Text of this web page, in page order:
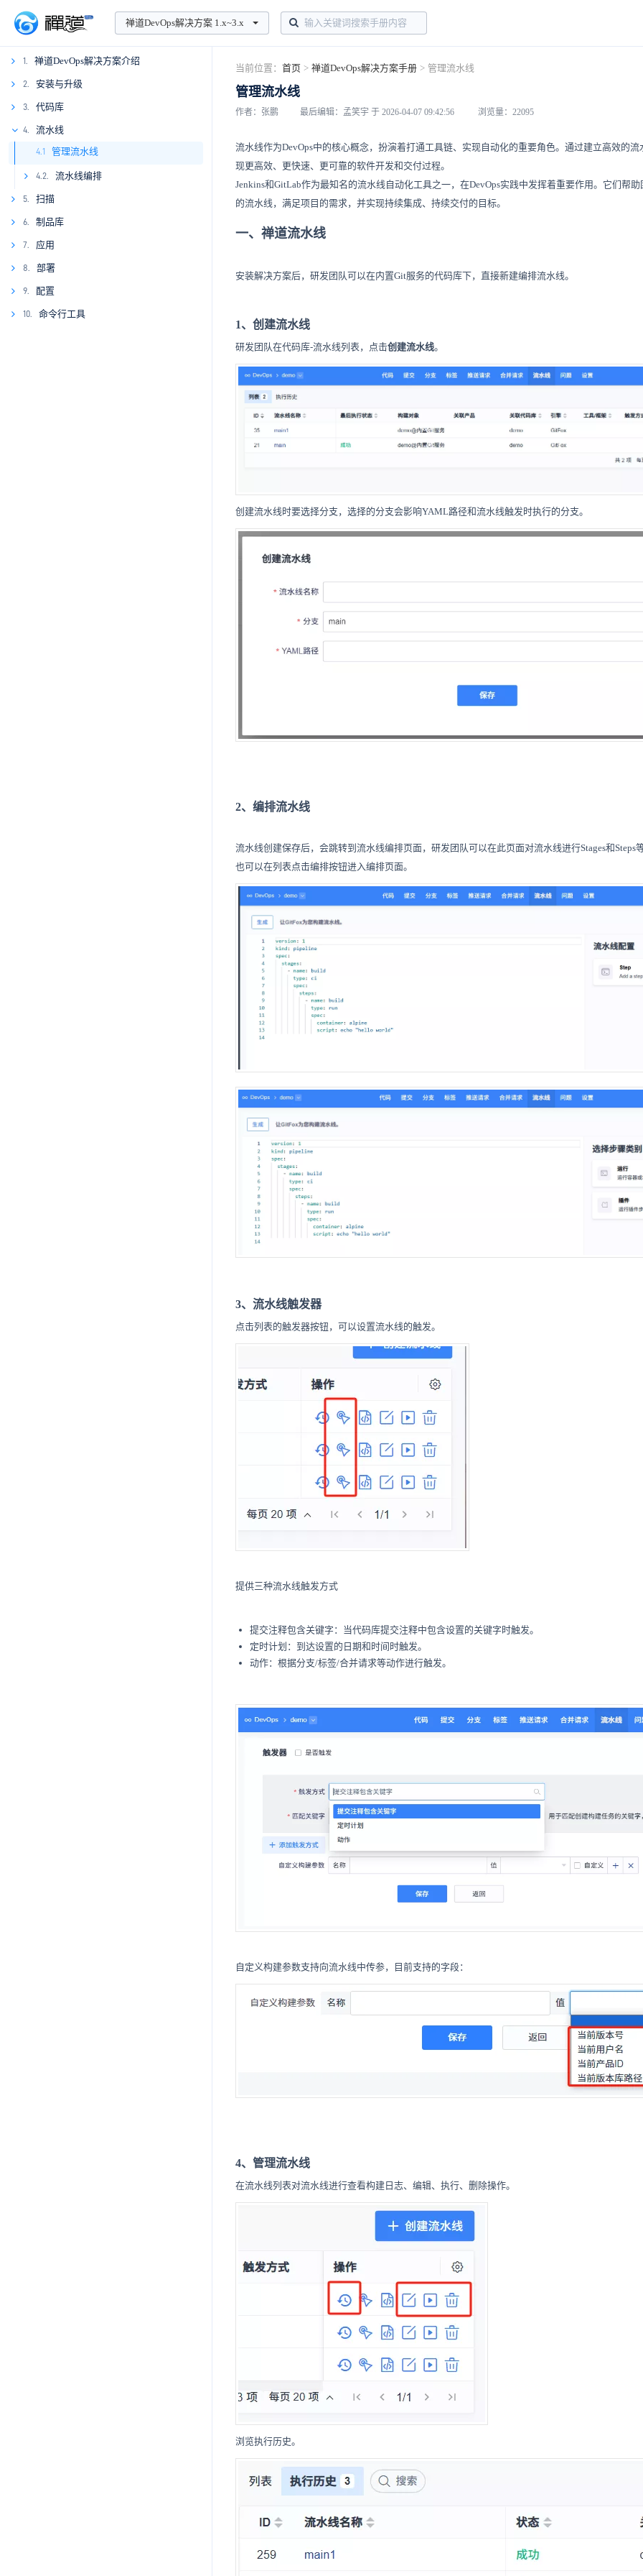
禅道DevOps解决方案 1.x~3.x
1. 禅道DevOps解决方案介绍
1.1
2. 安装与升级
2.1
3. 代码库
3.1
3.2
3.3
3.4
3.5
3.6
3.7
3.8
3.9
4. 流水线
4.1 管理流水线
4.2. 流水线编排
4.2.1
4.2.2
4.2.3
4.2.4
4.2.5
4.2.6
5. 扫描
5.1
5.2
5.3
5.4
5.5
6. 制品库
6.1
7. 应用
7.1
8. 部署
8.1
8.2
9. 配置
9.1.
10. 命令行工具
当前位置： 首页 > 禅道DevOps解决方案手册 > 管理流水线
管理流水线
作者：张鹏 最后编辑：孟笑宇 于 2026-04-07 09:42:56 浏览量：22095
流水线作为DevOps中的核心概念，扮演着打通工具链、实现自动化的重要角色。通过建立高效的
现更高效、更快速、更可靠的软件开发和交付过程。
Jenkins和GitLab作为最知名的流水线自动化工具之一，在DevOps实践中发挥着重要作用。它们帮
的流水线，满足项目的需求，并实现持续集成、持续交付的目标。
一、禅道流水线
安装解决方案后，研发团队可以在内置Git服务的代码库下，直接新建编排流水线。
1、创建流水线
研发团队在代码库-流水线列表，点击创建流水线。
创建流水线时要选择分支，选择的分支会影响YAML路径和流水线触发时执行的分支。
2、编排流水线
流水线创建保存后，会跳转到流水线编排页面，研发团队可以在此页面对流水线进行Stages和Steps
也可以在列表点击编排按钮进入编排页面。
3、流水线触发器
点击列表的触发器按钮，可以设置流水线的触发。
提供三种流水线触发方式
提交注释包含关键字：当代码库提交注释中包含设置的关键字时触发。
定时计划：到达设置的日期和时间时触发。
动作：根据分支/标签/合并请求等动作进行触发。
自定义构建参数支持向流水线中传参，目前支持的字段：
4、管理流水线
在流水线列表对流水线进行查看构建日志、编辑、执行、删除操作。
浏览执行历史。